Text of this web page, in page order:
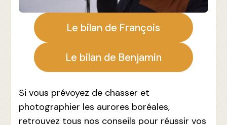
Le bilan de François
Le bilan de Benjamin
Si vous prévoyez de chasser et
photographier les aurores boréales,
retrouvez tous nos conseils pour réussir vos